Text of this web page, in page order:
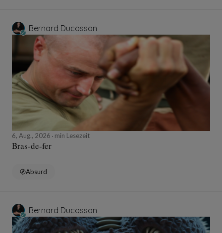
Bernard Ducosson
6, Aug., 2026 min Lesezeit
Bras-de-fer
Absurd
Bernard Ducosson